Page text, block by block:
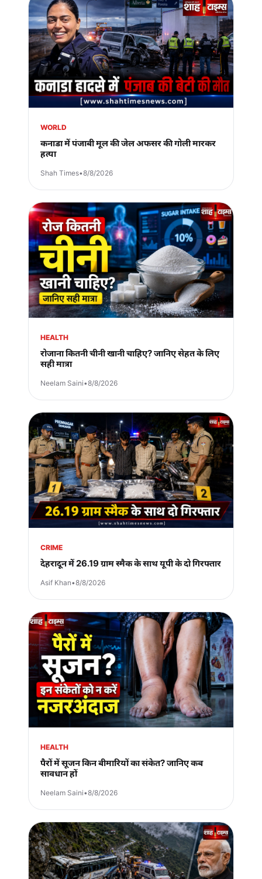
WORLD
कनाडा में पंजाबी मूल की जेल अफसर की गोली मारकर
हत्या
Shah Times•8/8/2026
HEALTH
रोजाना कितनी चीनी खानी चाहिए? जानिए सेहत के लिए
सही मात्रा
Neelam Saini•8/8/2026
CRIME
देहरादून में 26.19 ग्राम स्मैक के साथ यूपी के दो गिरफ्तार
Asif Khan•8/8/2026
HEALTH
पैरों में सूजन किन बीमारियों का संकेत? जानिए कब
सावधान हों
Neelam Saini•8/8/2026